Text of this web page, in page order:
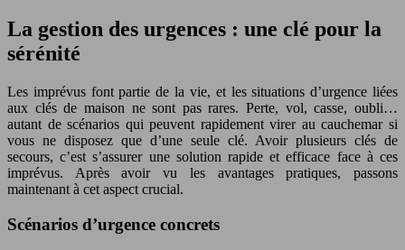
La gestion des urgences : une clé pour la
sérénité
Les imprévus font partie de la vie, et les situations d’urgence liées
aux clés de maison ne sont pas rares. Perte, vol, casse, oubli…
autant de scénarios qui peuvent rapidement virer au cauchemar si
vous ne disposez que d’une seule clé. Avoir plusieurs clés de
secours, c’est s’assurer une solution rapide et efficace face à ces
imprévus. Après avoir vu les avantages pratiques, passons
maintenant à cet aspect crucial.
Scénarios d’urgence concrets